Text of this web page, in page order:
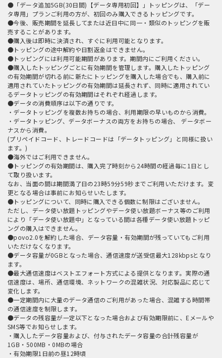
●「データ追加5GB(30日間)【データ専用初回】」トッピングは、「デー
タ専用」プランご利用の方が、初回のみ購入できるトッピングです。
●今後、販売期間を延長してまたは近日中に同一・類似のトッピングを販
売することがあります。
●購入後は即時に決済され、すぐに利用可能となります。
●トッピングの途中解約や日割返金はできません。
●トッピングには利用可能期間があります。期間内にご利用ください。
●購入したトッピングごとに有効期間を管理します。購入したトッピング
の有効期間が切れる前に新たにトッピングを購入した場合でも、購入前に
適用されていたトッピングの有効期間は延長されず、同時に適用されてい
るデータトッピングの有効期間はそれぞれ経過します。
●データの消費順序は以下の通りです。
・データトッピングを複数お持ちの場合、利用期限の早いものから消費。
・データトッピング、データボーナスの両方をお持ちの場合、 データボー
ナスから消費。
(プリペイドコード、トレードコードは「データトッピング」と同様に扱い
ます。)
●海外ではご利用できません。
●トッピングの有効期間は、購入完了時刻から24時間の経過毎に1日とし
て取り扱います。
なお、当面の間は期間満了日の23時59分59秒までご利用いただけます。変
更となる場合は事前にお知らせいたします。
●トッピングについて、同時に購入できる個数に制限はございません。
ただし、データ使い放題トッピングやデータ使い放題ボーナス等のご利用
により「データ使い放題中」となっている間は各種データ使い放題トッピ
ングの購入はできません。
●povo2.0を解約した場合、データ容量・有効期間が残っていてもご利用
いただけなくなります。
●データ容量が0GBとなった場合、通信速度が送受信最大128kbpsとなり
ます。
●最大通信速度はベストエフォート方式による提供となります。実際の通
信速度は、場所、通信環境、ネットワークの混雑状況、対応製品に応じて
変化します。
●一定期間内に大量のデータ通信のご利用があった場合、混雑する時間帯
の通信速度を制限します。
●データの残容量が一定以下となった場合および有効期限前に、Eメールや
SMS等でお知らせします。
・購入したデータ容量および、付与されたデータ容量の合計残容量が
1GB・500MB・0MBの場合
・有効期限1日前の昼12時頃